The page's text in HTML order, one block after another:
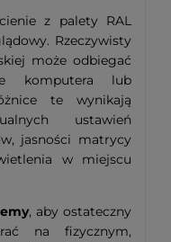
z palety RAL
Rzeczywisty
może odbiegać
komputera lub
te wynikają
ustawień
jasności matrycy
w miejscu
, aby ostateczny
na fizycznym,